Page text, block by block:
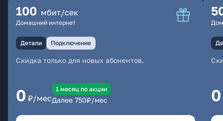
100 мбит/сек
Домашний интернет
Детали Подключение
Скидка только для новых абонентов.
0 ₽/мес
1 месяц по акции
Далее 750₽/мес 0